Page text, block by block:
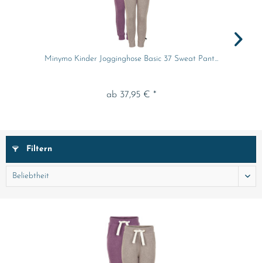
Minymo Kinder Jogginghose Basic 37 Sweat Pant...
ab 37,95 € *
Filtern